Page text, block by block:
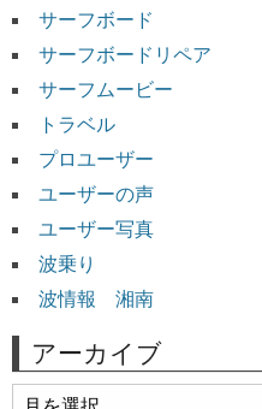
サーフボード
サーフボードリペア
サーフムービー
トラベル
プロユーザー
ユーザーの声
ユーザー写真
波乗り
波情報 湘南
アーカイブ